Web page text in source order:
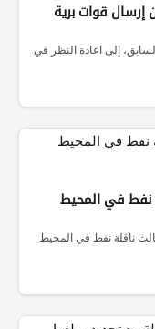
إرسال قوات برية
إلى اعادة النظر في
نفط في المحيط
ناقلة نفط في المحيط